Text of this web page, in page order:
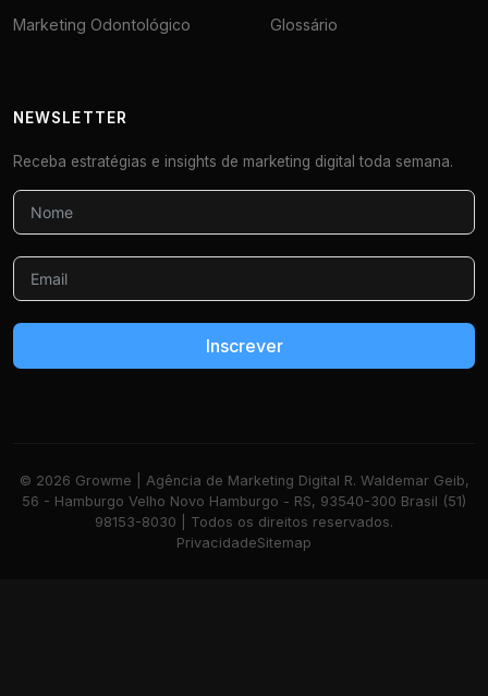
Marketing Odontológico
Glossário
NEWSLETTER
Receba estratégias e insights de marketing digital toda semana.
Inscrever
© 2026 Growme | Agência de Marketing Digital R. Waldemar Geib,
56 - Hamburgo Velho Novo Hamburgo - RS, 93540-300 Brasil (51)
98153-8030 | Todos os direitos reservados.
PrivacidadeSitemap